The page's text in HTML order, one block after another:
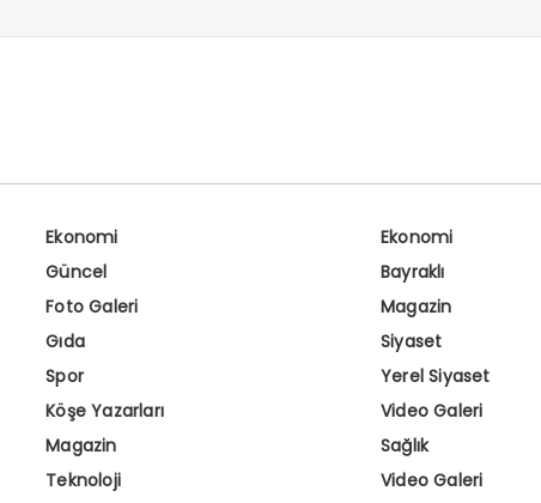
Ekonomi
Ekonomi
Güncel
Bayraklı
Foto Galeri
Magazin
Gıda
Siyaset
Spor
Yerel Siyaset
Köşe Yazarları
Video Galeri
Magazin
Sağlık
Teknoloji Video Galeri